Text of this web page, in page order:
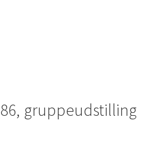
gruppeudstilling